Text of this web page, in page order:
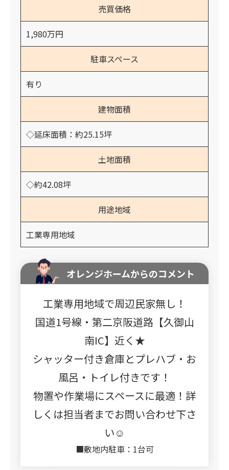
売買価格
1,980万円
駐車スペース
有り
建物面積
◇延床面積：約25.15坪
土地面積
◇約42.08坪
用途地域
工業専用地域
オレンジホームからのコメント
工業専用地域で周辺民家無し！
国道1号線・第二京阪道路【久御山
南IC】近く★
シャッター付き倉庫とプレハブ・お
風呂・トイレ付きです！
物置や作業場にスペースに最適！詳
しくは担当者までお問い合わせ下さ
い☺
■敷地内駐車：1台可